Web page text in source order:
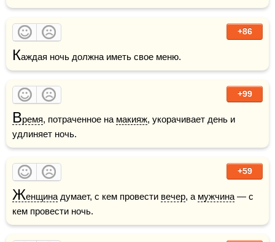
+86
Каждая ночь должна иметь свое меню.
+99
Время, потраченное на макияж, укорачивает день и
удлиняет ночь.
+59
Женщина думает, с кем провести вечер, а мужчина — с
кем провести ночь.